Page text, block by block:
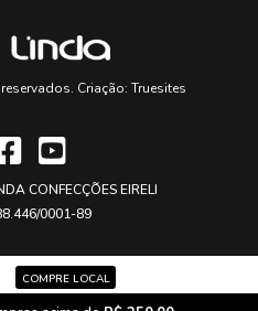
Criação: Truesites
CONFECÇÕES EIRELI
0001-89
COMPRE LOCAL